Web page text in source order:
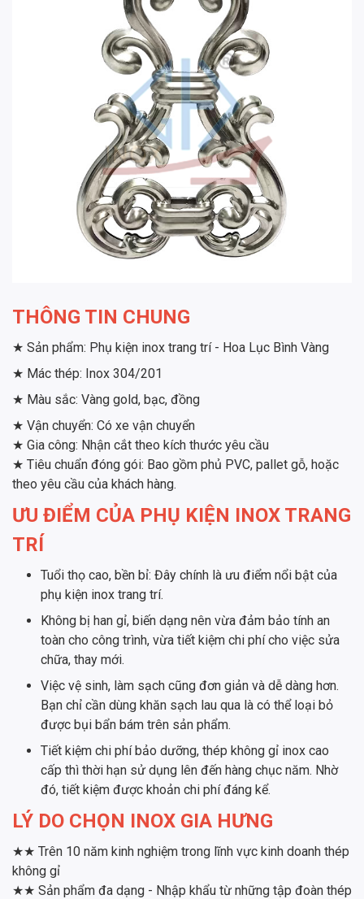
THÔNG TIN CHUNG
★ Sản phẩm: Phụ kiện inox trang trí - Hoa Lục Bình Vàng
★ Mác thép: Inox 304/201
★ Màu sắc: Vàng gold, bạc, đồng
★ Vận chuyển: Có xe vận chuyển
★ Gia công: Nhận cắt theo kích thước yêu cầu
★ Tiêu chuẩn đóng gói: Bao gồm phủ PVC, pallet gỗ, hoặc
theo yêu cầu của khách hàng.
ƯU ĐIỂM CỦA PHỤ KIỆN INOX TRANG
TRÍ
Tuổi thọ cao, bền bỉ: Đây chính là ưu điểm nổi bật của
phụ kiện inox trang trí.
Không bị han gỉ, biến dạng nên vừa đảm bảo tính an
toàn cho công trình, vừa tiết kiệm chi phí cho việc sửa
chữa, thay mới.
Việc vệ sinh, làm sạch cũng đơn giản và dễ dàng hơn.
Bạn chỉ cần dùng khăn sạch lau qua là có thể loại bỏ
được bụi bẩn bám trên sản phẩm.
Tiết kiệm chi phí bảo dưỡng, thép không gỉ inox cao
cấp thì thời hạn sử dụng lên đến hàng chục năm. Nhờ
đó, tiết kiệm được khoản chi phí đáng kể.
LÝ DO CHỌN INOX GIA HƯNG
★★ Trên 10 năm kinh nghiệm trong lĩnh vực kinh doanh thép
không gỉ
★★ Sản phẩm đa dạng - Nhập khẩu từ những tập đoàn thép